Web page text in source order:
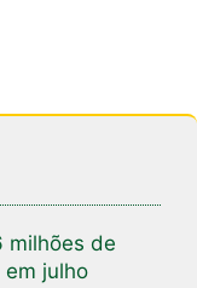
milhões de
julho